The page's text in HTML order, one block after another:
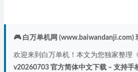
🎮 白万单机网 (www.baiwandanji.com)
欢迎来到白万单机！本文为您独家整理
v20260703 官方简体中文下载 – 支持手